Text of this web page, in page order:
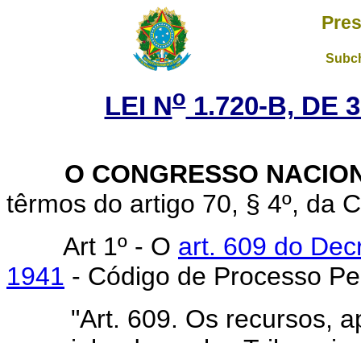
LEI No1.720-B, DE
O CONGRESSO
têrmos do artigo 70, § 4º, da
Art 1º - O art. 609 do
1941 - Código de Processo
"Art. 609. Os recursos,